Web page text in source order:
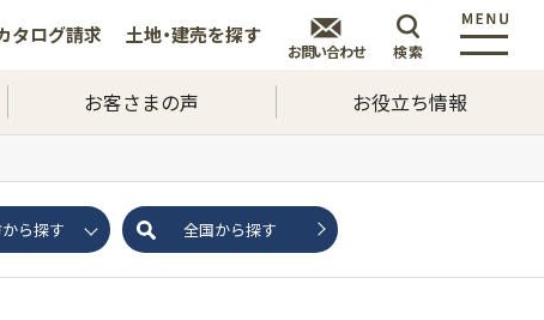
タログ請求 土地・建売を探す
お問い合わせ 検索
お客さまの声 お役立ち情報
ら探す 全国から探す